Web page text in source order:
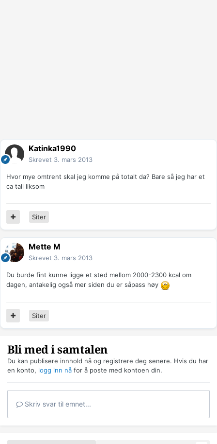
Katinka1990
Skrevet 3. mars 2013
Hvor mye omtrent skal jeg komme på totalt da? Bare så jeg har et
ca tall liksom
Siter
Mette M
Skrevet 3. mars 2013
Du burde fint kunne ligge et sted mellom 2000-2300 kcal om
dagen, antakelig også mer siden du er såpass høy
Siter
Bli med i samtalen
Du kan publisere innhold nå og registrere deg senere. Hvis du har
en konto, logg inn nå for å poste med kontoen din.
Skriv svar til emnet...